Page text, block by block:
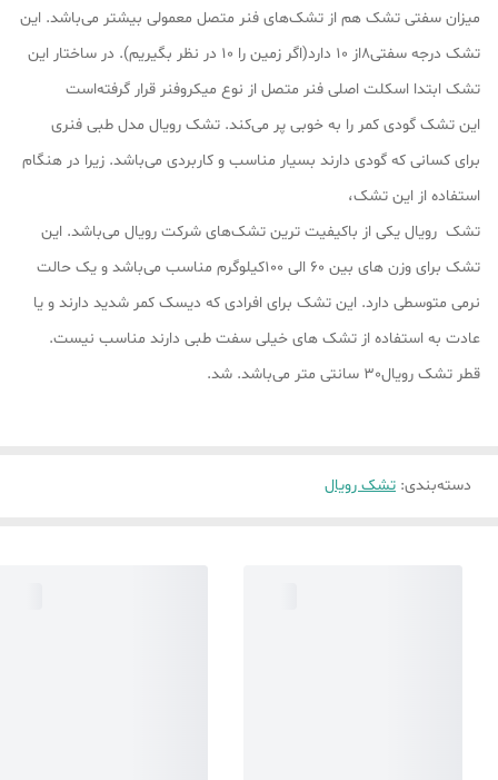
میزان سفتی تشک هم از تشک‎‌های فنر متصل معمولی بیشتر می‌باشد. این
تشک درجه سفتی8از 10 دارد(اگر زمین را 10 در نظر بگیریم). در ساختار این
تشک ابتدا اسکلت اصلی فنر متصل از نوع میکروفنر قرار گرفته‌است
این تشک گودی کمر را به خوبی پر می‌کند. تشک رویال مدل طبی فنری
برای کسانی که گودی دارند بسیار مناسب و کاربردی می‌باشد. زیرا در هنگام
استفاده از این تشک،
تشک رویال یکی از باکیفیت ترین تشک‌های شرکت رویال می‌باشد. این
تشک برای وزن های بین 60 الی 100کیلوگرم مناسب می‌باشد و یک حالت
نرمی متوسطی دارد. این تشک برای افرادی که دیسک کمر شدید دارند و یا
عادت به استفاده از تشک های خیلی سفت طبی دارند مناسب نیست.
قطر تشک رویال30 سانتی متر می‌باشد. شد.
دسته‌بندی: تشک رویال